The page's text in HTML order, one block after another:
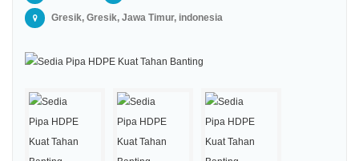
Gresik, Gresik, Jawa Timur, indonesia